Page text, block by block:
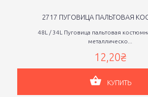
2717 ПУГОВИЦА ПАЛЬТОВАЯ
48L / 34L Пуговица пальтовая
металлическо...
12,20₴
КУПИТЬ